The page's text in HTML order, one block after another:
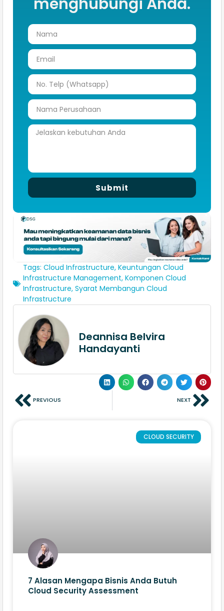
menghubungi Anda.
Submit
Tags: Cloud Infrastructure, Keuntungan Cloud
Infrastructure Management, Komponen Cloud
Infrastructure, Syarat Membangun Cloud
Infrastructure
Deannisa Belvira
Handayanti
PREVIOUS NEXT
CLOUD SECURITY
7 Alasan Mengapa Bisnis Anda Butuh
Cloud Security Assessment